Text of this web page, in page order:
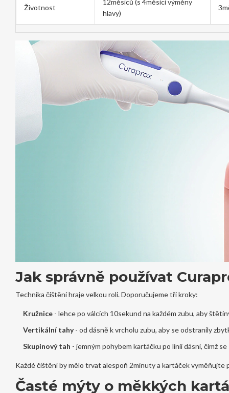
Životnost
hlavy)
Jak správně používat
Technika čištění hraje velkou roli. Doporučujeme tři kroky:
Kružnice- lehce po válcích 10sekund na každém zubu, aby
Vertikální tahy- od dásně k vrcholu zubu, aby se odstranily
Skupinový tah - jemným pohybem kartáčku po linii dásní, čímž
Každé čištění by mělo trvat alespoň 2minuty a kartáček vyměňujte
Časté mýty o měkkých